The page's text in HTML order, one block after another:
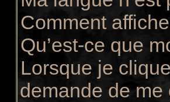
Comment
Qu’est-ce que
Lorsque je
demande de me